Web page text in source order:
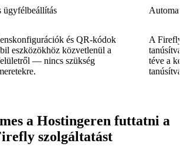
ügyfélbeállítás
és QR-kódok
eszközökhöz közvetlenül a
— nincs szükség
A Firefly
téve a
a Hostingeren futtatni a
szolgáltatást